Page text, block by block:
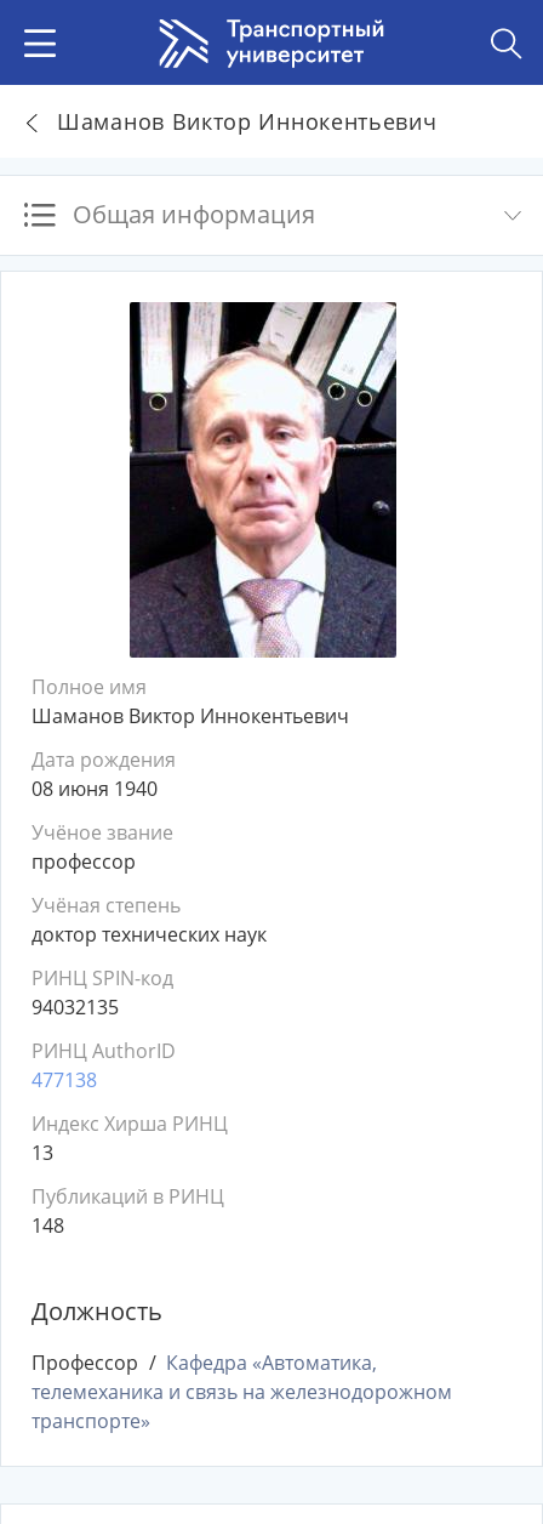
Шаманов Виктор Иннокентьевич
Общая информация
Полное имя
Шаманов Виктор Иннокентьевич
Дата рождения
08 июня 1940
Учёное звание
профессор
Учёная степень
доктор технических наук
РИНЦ SPIN-код
94032135
РИНЦ AuthorID
477138
Индекс Хирша РИНЦ
13
Публикаций в РИНЦ
148
Должность
Профессор
Кафедра «Автоматика,
телемеханика и связь на железнодорожном
транспорте»